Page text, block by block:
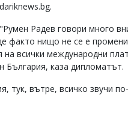
dariknews.bg.
"Румен Радев говори много
факто нищо не се е
всички международни
България, каза дипломатът.
тук, вътре, всичко звучи